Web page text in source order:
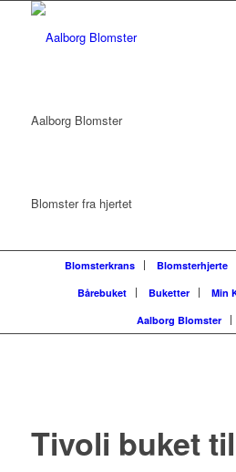
Aalborg Blomster
Blomster fra hjertet
Blomsterkrans Blomsterhjerte
Bårebuket
Buketter Min
Aalborg Blomster
Tivoli buket